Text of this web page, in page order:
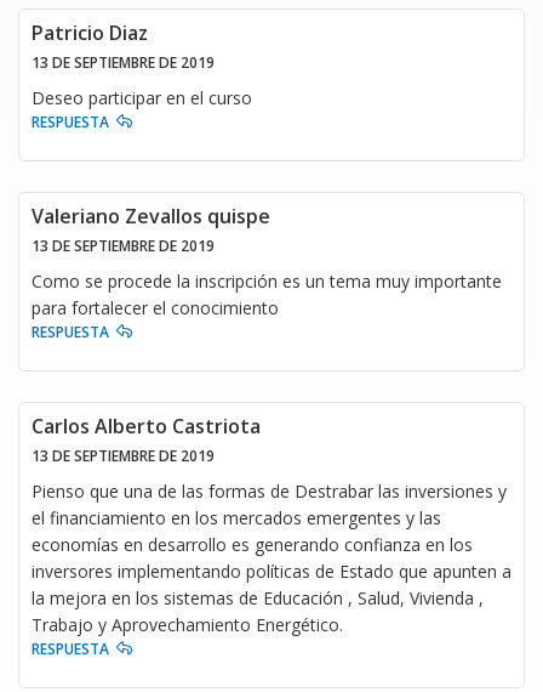
Patricio Diaz
13 DE SEPTIEMBRE DE 2019
Deseo participar en el curso
RESPUESTA
Valeriano Zevallos quispe
13 DE SEPTIEMBRE DE 2019
Como se procede la inscripción es un tema muy importante
para fortalecer el conocimiento
RESPUESTA
Carlos Alberto Castriota
13 DE SEPTIEMBRE DE 2019
Pienso que una de las formas de Destrabar las inversiones y
el financiamiento en los mercados emergentes y las
economías en desarrollo es generando confianza en los
inversores implementando políticas de Estado que apunten a
la mejora en los sistemas de Educación , Salud, Vivienda ,
Trabajo y Aprovechamiento Energético.
RESPUESTA